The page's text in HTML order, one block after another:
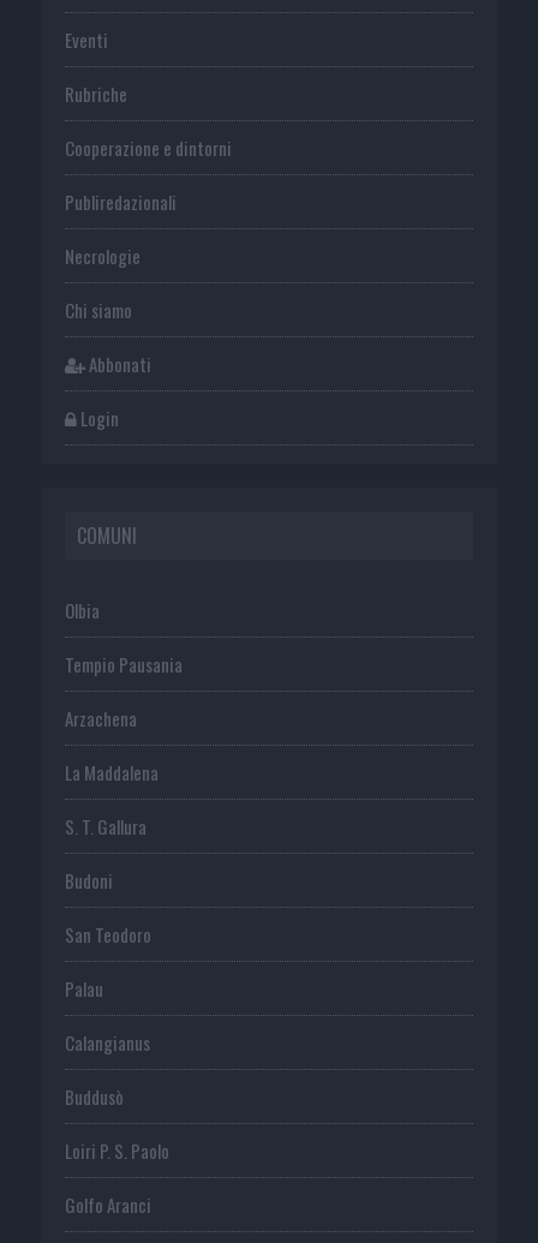
Eventi
Rubriche
Cooperazione e dintorni
Publiredazionali
Necrologie
Chi siamo
Abbonati
Login
COMUNI
Olbia
Tempio Pausania
Arzachena
La Maddalena
S. T. Gallura
Budoni
San Teodoro
Palau
Calangianus
Buddusò
Loiri P. S. Paolo
Golfo Aranci